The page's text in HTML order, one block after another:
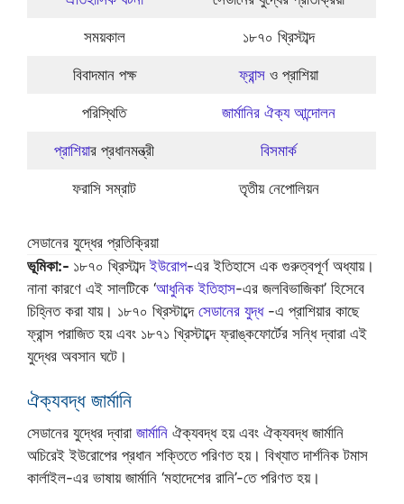
সময়কাল ১৮৭০ খ্রিস্টাব্দ
বিবাদমান পক্ষ ফ্রান্স ও প্রাশিয়া
পরিস্থিতি জার্মানির ঐক্য আন্দোলন
প্রাশিয়ার প্রধানমন্ত্রী বিসমার্ক
ফরাসি সম্রাট তৃতীয় নেপোলিয়ন
সেডানের যুদ্ধের প্রতিক্রিয়া
ভূমিকা:- ১৮৭০ খ্রিস্টাব্দইউরোপ-এর ইতিহাসে এক গুরুত্বপূর্ণ অধ্যায়।
নানা কারণে এই সালটিকে ‘আধুনিক ইতিহাস-এর জলবিভাজিকা’ হিসেবে
চিহ্নিত করা যায়। ১৮৭০ খ্রিস্টাব্দে সেডানের যুদ্ধ-এ প্রাশিয়ার কাছে
ফ্রান্স পরাজিত হয় এবং ১৮৭১ খ্রিস্টাব্দে ফ্রাঙ্কফোর্টের সন্ধি দ্বারা এই
যুদ্ধের অবসান ঘটে।
ঐক্যবদ্ধ জার্মানি
সেডানের যুদ্ধের দ্বারা জার্মানি ঐক্যবদ্ধ হয় এবং ঐক্যবদ্ধ জার্মানি
অচিরেই ইউরোপের প্রধান শক্তিতে পরিণত হয়। বিখ্যাত দার্শনিক টমাস
কার্লাইল-এর ভাষায় জার্মানি ‘মহাদেশের রানি’-তে পরিণত হয়।